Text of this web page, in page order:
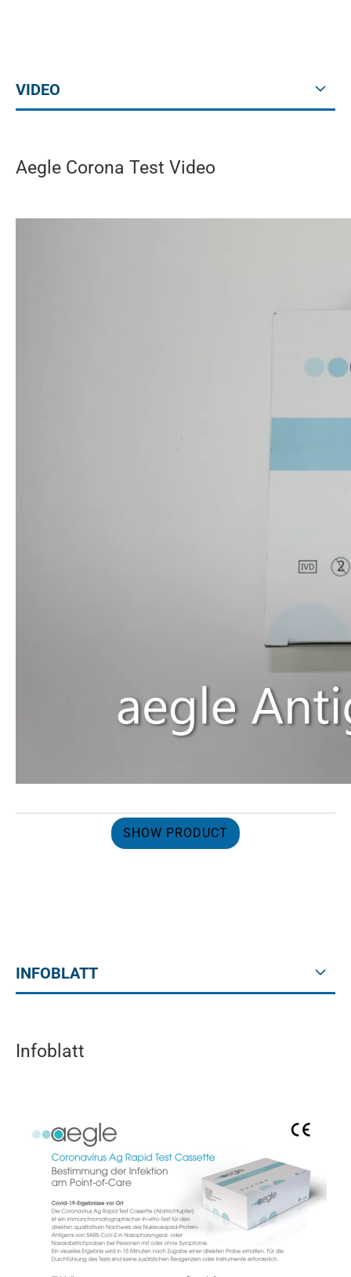
VIDEO
Aegle Corona Test Video
SHOW PRODUCT
INFOBLATT
Infoblatt